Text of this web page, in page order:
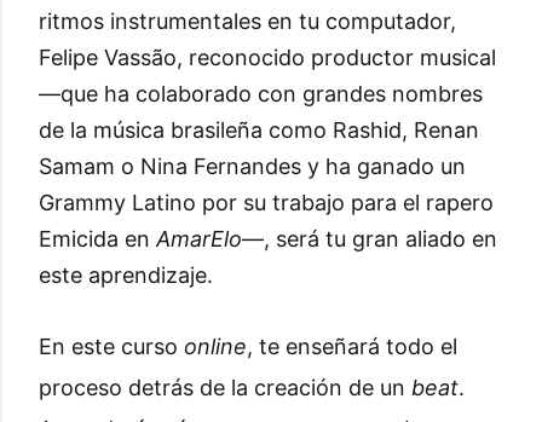
ritmos instrumentales en tu computador,
Felipe Vassão, reconocido productor musical
—que ha colaborado con grandes nombres
de la música brasileña como Rashid, Renan
Samam o Nina Fernandes y ha ganado un
Grammy Latino por su trabajo para el rapero
Emicida enAmarElo—, será tu gran aliado en
este aprendizaje.
En este curso online, te enseñará todo el
proceso detrás de la creación de un beat.